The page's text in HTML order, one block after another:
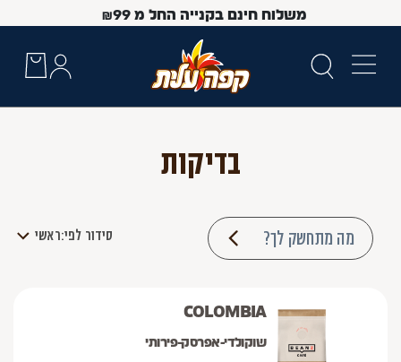
משלוח חינם בקנייה החל מ ₪99
Up and Down arrow keys to navigate search results.
בדיקות
מה מתחשק לך? סידור לפי:ראשי
COLOMBIA
שוקולדי-אפרסק-פירותי